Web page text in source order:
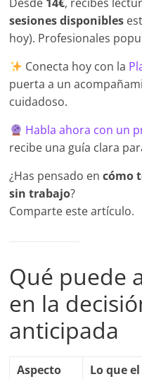
sesiones disponibles
hoy). Profesionales
Conecta hoy con la
puerta a un
cuidadoso.
Habla ahora con un
recibe una guía clara
¿Has pensado encómo
sin trabajo?
Comparte este artículo.
Qué puede
en la
anticipada
Aspecto
Lo que